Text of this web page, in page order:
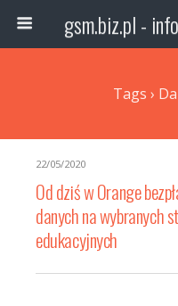
Tags ›
22/05/2020
Od dziś w Orange
danych na wybranych
edukacyjnych